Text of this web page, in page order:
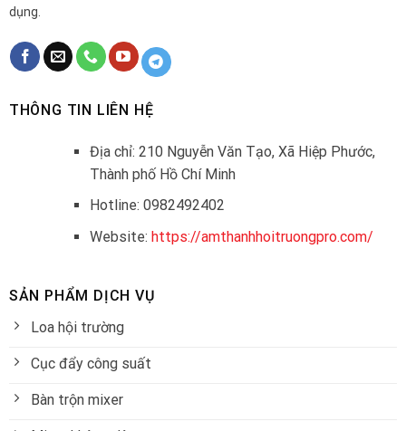
dụng.
THÔNG TIN LIÊN HỆ
Địa chỉ: 210 Nguyễn Văn Tạo, Xã Hiệp Phước,
Thành phố Hồ Chí Minh
Hotline: 0982492402
Website:https://amthanhhoitruongpro.com/
SẢN PHẨM DỊCH VỤ
Loa hội trường
Cục đẩy công suất
Bàn trộn mixer